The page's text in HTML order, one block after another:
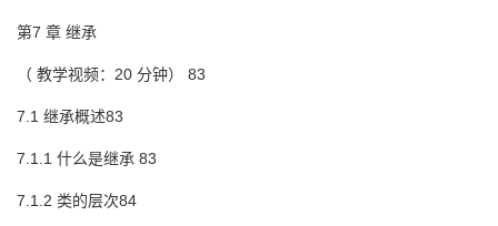
第7 章 继承
（ 教学视频：20 分钟） 83
7.1 继承概述83
7.1.1 什么是继承 83
7.1.2 类的层次84